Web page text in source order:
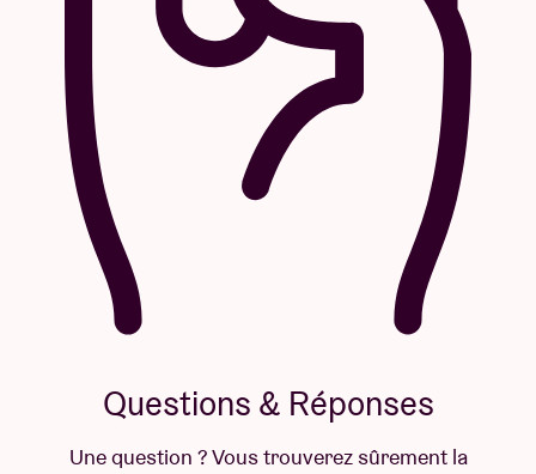
Questions & Réponses
Une question ? Vous trouverez sûrement la